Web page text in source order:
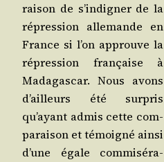
rai­son de s’in­di­gner de la
répres­sion alle­mande en
France si l’on approuve la
répres­sion fran­çaise à
Mada­gas­car. Nous avons
d’ailleurs été sur­pris
qu’ayant admis cette com­
pa­rai­son et témoi­gné ain­si
d’une égale com­mi­sé­ra­